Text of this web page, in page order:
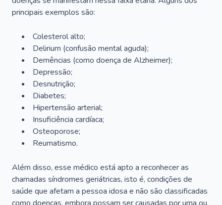
principais exemplos são:
Colesterol alto;
Delirium (confusão mental aguda);
Demências (como doença de Alzheimer);
Depressão;
Desnutrição;
Diabetes;
Hipertensão arterial;
Insuficiência cardíaca;
Osteoporose;
Reumatismo.
Além disso, esse médico está apto a reconhecer as
chamadas síndromes geriátricas, isto é, condições de
saúde que afetam a pessoa idosa e não são classificadas